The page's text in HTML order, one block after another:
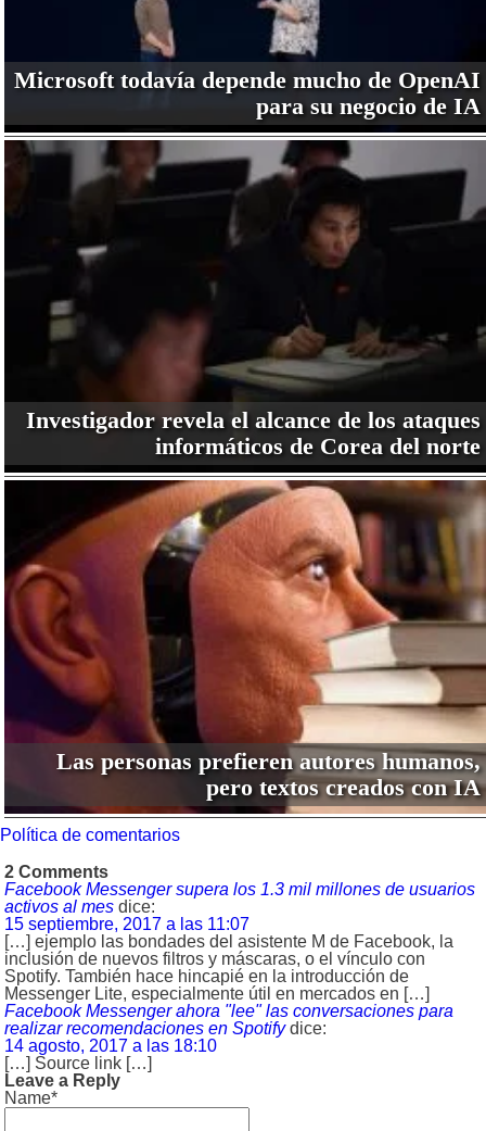
Microsoft todavía depende mucho de OpenAI
para su negocio de IA
Investigador revela el alcance de los ataques
informáticos de Corea del norte
Las personas prefieren autores humanos,
pero textos creados con IA
Política de comentarios
2 Comments
Facebook Messenger supera los 1.3 mil millones de usuarios
activos al mes dice:
15 septiembre, 2017 a las 11:07
[…] ejemplo las bondades del asistente M de Facebook, la
inclusión de nuevos filtros y máscaras, o el vínculo con
Spotify. También hace hincapié en la introducción de
Messenger Lite, especialmente útil en mercados en […]
Facebook Messenger ahora "lee" las conversaciones para
realizar recomendaciones en Spotify dice:
14 agosto, 2017 a las 18:10
[…] Source link […]
Leave a Reply
Name*